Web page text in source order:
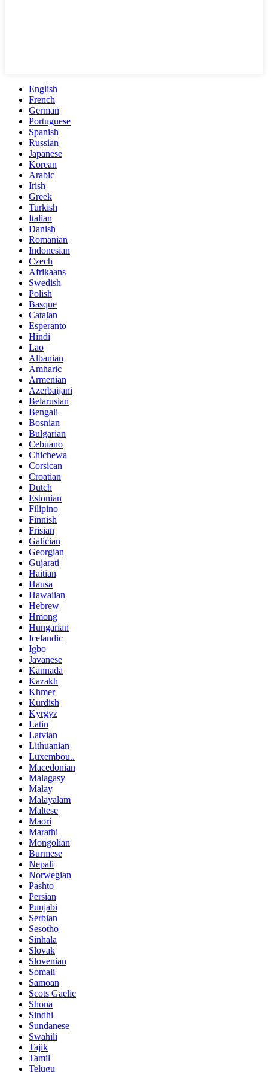
English
French
German
Portuguese
Spanish
Russian
Japanese
Korean
Arabic
Irish
Greek
Turkish
Italian
Danish
Romanian
Indonesian
Czech
Afrikaans
Swedish
Polish
Basque
Catalan
Esperanto
Hindi
Lao
Albanian
Amharic
Armenian
Azerbaijani
Belarusian
Bengali
Bosnian
Bulgarian
Cebuano
Chichewa
Corsican
Croatian
Dutch
Estonian
Filipino
Finnish
Frisian
Galician
Georgian
Gujarati
Haitian
Hausa
Hawaiian
Hebrew
Hmong
Hungarian
Icelandic
Igbo
Javanese
Kannada
Kazakh
Khmer
Kurdish
Kyrgyz
Latin
Latvian
Lithuanian
Luxembou..
Macedonian
Malagasy
Malay
Malayalam
Maltese
Maori
Marathi
Mongolian
Burmese
Nepali
Norwegian
Pashto
Persian
Punjabi
Serbian
Sesotho
Sinhala
Slovak
Slovenian
Somali
Samoan
Scots Gaelic
Shona
Sindhi
Sundanese
Swahili
Tajik
Tamil
Telugu